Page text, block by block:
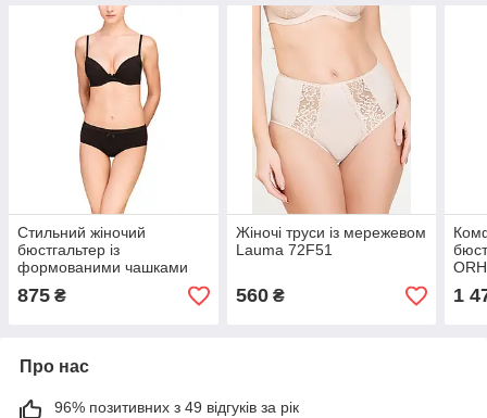
Стильний жіночий
бюстгальтер із
формованими чашками
Push-Up Lauma 22F35
875 ₴
Жіночі труси із мережевом
Lauma 72F51
560₴ 1
Про нас
96% позитивних з 49 відгуків за рік